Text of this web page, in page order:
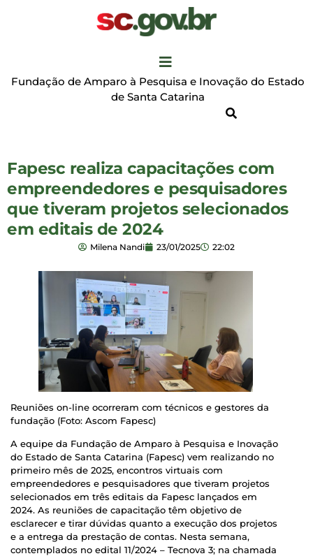
Fundação de Amparo à Pesquisa e Inovação do Estado
de Santa Catarina
Fapesc realiza capacitações com
empreendedores e pesquisadores
que tiveram projetos selecionados
em editais de 2024
Milena Nandi 23/01/2025 22:02
Reuniões on-line ocorreram com técnicos e gestores da
fundação (Foto: Ascom Fapesc)
A equipe da Fundação de Amparo à Pesquisa e Inovação
do Estado de Santa Catarina (Fapesc) vem realizando no
primeiro mês de 2025, encontros virtuais com
empreendedores e pesquisadores que tiveram projetos
selecionados em três editais da Fapesc lançados em
2024. As reuniões de capacitação têm objetivo de
esclarecer e tirar dúvidas quanto a execução dos projetos
e a entrega da prestação de contas. Nesta semana,
contemplados no edital 11/2024 – Tecnova 3; na chamada